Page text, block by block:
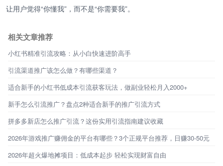
让用户觉得“你懂我”，而不是“你需要我”。
相关文章推荐
小红书精准引流攻略：从小白快速进阶高手
引流渠道推广该怎么做？有哪些渠道？
适合新手的小红书低成本引流获客玩法，做副业轻松月入2000+
新手怎么引流推广？盘点2种适合新手的推广引流方式
拼多多新店怎么推广引流？这份实用引流指南建议收藏
2026年游戏推广赚佣金的平台有哪些？3个正规平台推荐，日赚30-50元
2026年超火爆地摊项目：低成本起步 轻松实现财富自由